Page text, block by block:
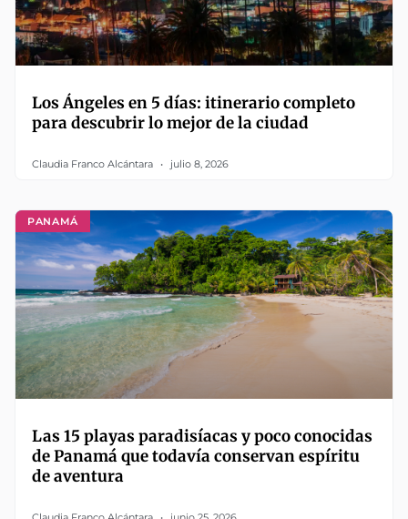
Los Ángeles en 5 días: itinerario completo
para descubrir lo mejor de la ciudad
Claudia Franco Alcántara julio 8, 2026
PANAMÁ
Las 15 playas paradisíacas y poco conocidas
de Panamá que todavía conservan espíritu
de aventura